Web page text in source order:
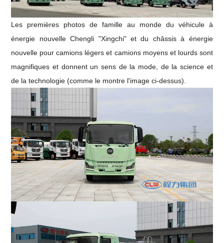
Les premières photos de famille au monde du véhicule à
énergie nouvelle Chengli "Xingchi" et du châssis à énergie
nouvelle pour camions légers et camions moyens et lourds sont
magnifiques et donnent un sens de la mode, de la science et
de la technologie (comme le montre l'image ci-dessus).